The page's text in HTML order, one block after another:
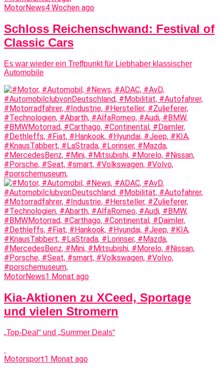
MotorNews4 Wochen ago
Schloss Reichenschwand: Festival of
Classic Cars
Es war wieder ein Treffpunkt für Liebhaber klassischer
Automobile
MotorNews1 Monat ago
Kia-Aktionen zu XCeed, Sportage
und vielen Stromern
„Top-Deal“ und „Summer Deals“
Motorsport1 Monat ago